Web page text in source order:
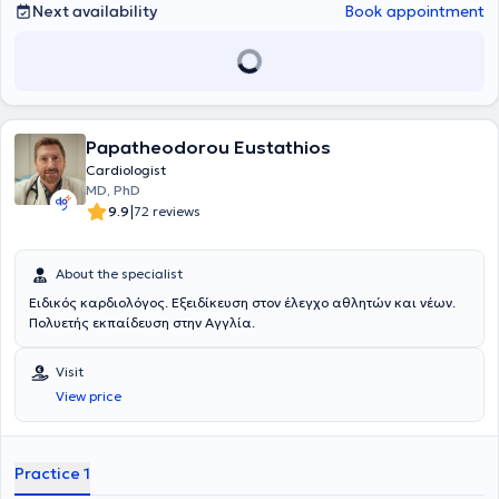
Next availability
Book appointment
Papatheodorou Eustathios
Cardiologist
MD, PhD
9.9|72 reviews
About the specialist
Ειδικός καρδιολόγος. Εξειδίκευση στον έλεγχο αθλητών και νέων.
Πολυετής εκπαίδευση στην Αγγλία.
Visit
View price
Practice 1